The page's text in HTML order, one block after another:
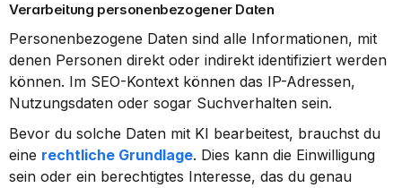
Verarbeitung personenbezogener Daten
Personenbezogene Daten sind alle Informationen, mit
denen Personen direkt oder indirekt identifiziert werden
können. Im SEO-Kontext können das IP-Adressen,
Nutzungsdaten oder sogar Suchverhalten sein.
Bevor du solche Daten mit KI bearbeitest, brauchst du
eine rechtliche Grundlage. Dies kann die Einwilligung
sein oder ein berechtigtes Interesse, das du genau